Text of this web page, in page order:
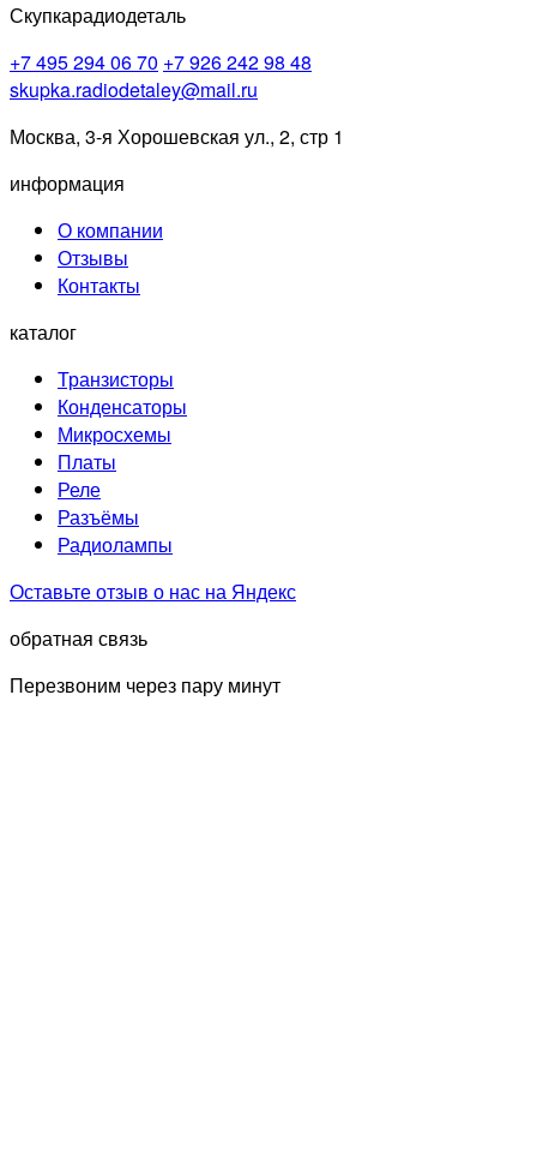
Скупкарадиодеталь
+7 495 294 06 70 +7 926 242 98 48
skupka.radiodetaley@mail.ru
Москва, 3-я Хорошевская ул., 2, стр 1
информация
О компании
Отзывы
Контакты
каталог
Транзисторы
Конденсаторы
Микросхемы
Платы
Реле
Разъёмы
Радиолампы
Оставьте отзыв о нас на Яндекс
обратная связь
Перезвоним через пару минут